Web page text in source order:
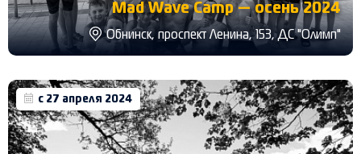
Mad Wave Camp — осень 2024
Обнинск, проспект Ленина, 153, ДС "Олимп"
с 27 апреля 2024